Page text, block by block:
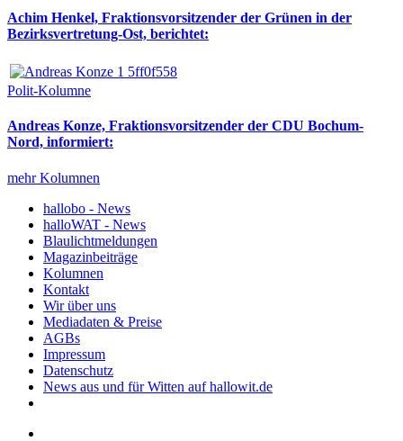
Achim Henkel, Fraktionsvorsitzender der Grünen in der
Bezirksvertretung-Ost, berichtet:
Polit-Kolumne
Andreas Konze, Fraktionsvorsitzender der CDU Bochum-
Nord, informiert:
mehr Kolumnen
hallobo - News
halloWAT - News
Blaulichtmeldungen
Magazinbeiträge
Kolumnen
Kontakt
Wir über uns
Mediadaten & Preise
AGBs
Impressum
Datenschutz
News aus und für Witten auf hallowit.de